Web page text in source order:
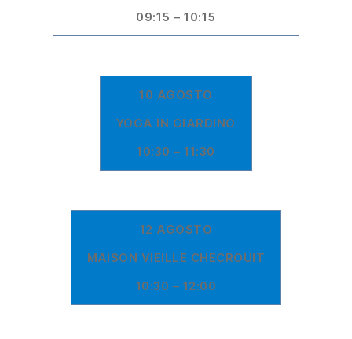
09:15 – 10:15
10 AGOSTO
YOGA IN GIARDINO
10:30 – 11:30
12 AGOSTO
MAISON VIEILLE CHECROUIT
10:30 – 12:00